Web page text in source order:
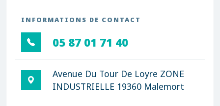
INFORMATIONS DE CONTACT
05 87 01 71 40
Avenue Du Tour De Loyre ZONE
INDUSTRIELLE 19360 Malemort